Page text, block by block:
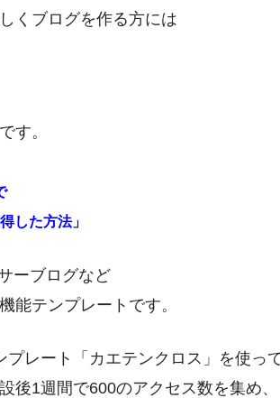
くブログを作る方には
す。
した方法」
ーブログなど
能テンプレートです。
レート「カエテンクロス」を使っ
後1週間で600のアクセス数を集め、